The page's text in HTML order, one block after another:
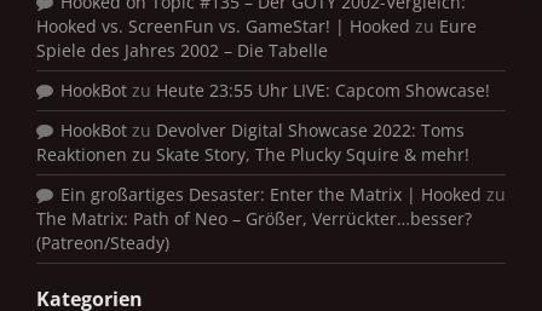
Hooked vs. ScreenFun vs. GameStar! | Hooked zu Eure
Spiele des Jahres 2002 – Die Tabelle
HookBot zu Heute 23:55 Uhr LIVE: Capcom Showcase!
HookBot zu Devolver Digital Showcase 2022: Toms
Reaktionen zu Skate Story, The Plucky Squire & mehr!
Ein großartiges Desaster: Enter the Matrix | Hooked zu
The Matrix: Path of Neo – Größer, Verrückter…besser?
(Patreon/Steady)
Kategorien